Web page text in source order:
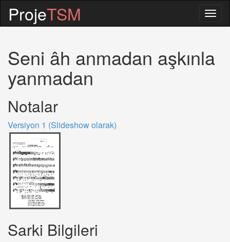
ProjeTSM
Seni âh anmadan aşkınla
yanmadan
Notalar
Versiyon 1 (Slideshow olarak)
Sarki Bilgileri